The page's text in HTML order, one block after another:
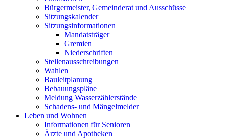
Bürgermeister, Gemeinderat und Ausschüsse
Sitzungskalender
Sitzungsinformationen
Mandatsträger
Gremien
Niederschriften
Stellenausschreibungen
Wahlen
Bauleitplanung
Bebauungspläne
Meldung Wasserzählerstände
Schadens- und Mängelmelder
Leben und Wohnen
Informationen für Senioren
Ärzte und Apotheken